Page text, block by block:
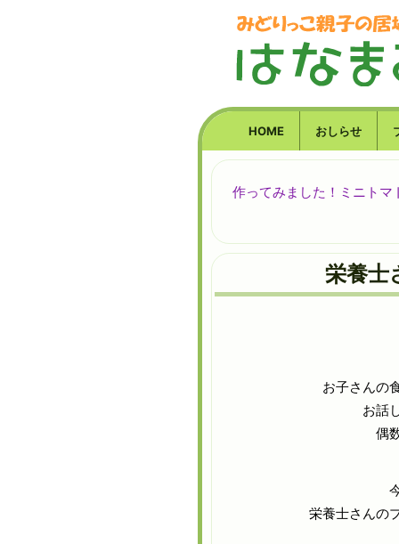
HOME おしらせ
作ってみました！ミニト
栄養
お子さんの
お話
偶
栄養士さんの